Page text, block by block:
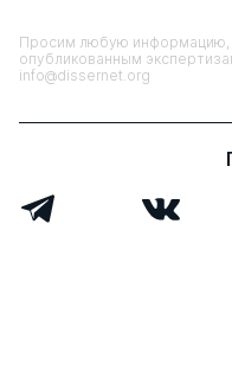
Просим любую
опубликованным
info@dissernet.org